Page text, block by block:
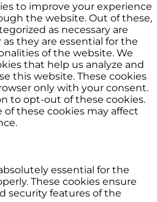
to improve your experience
the website. Out of these,
as necessary are
they are essential for the
of the website. We
that help us analyze and
this website. These cookies
only with your consent.
to opt-out of these cookies.
these cookies may affect
essential for the
These cookies ensure
security features of the